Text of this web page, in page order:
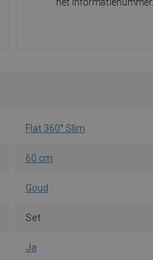
Flat 360° Slim
60 cm
Goud
Set
Ja